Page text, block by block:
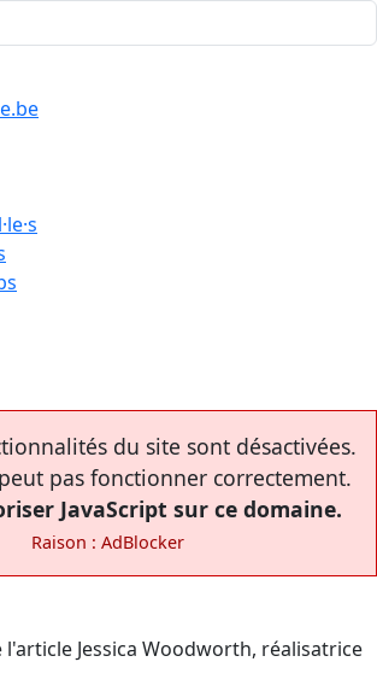
du site sont désactivées.
pas fonctionner correctement.
JavaScript sur ce domaine.
Raison : AdBlocker